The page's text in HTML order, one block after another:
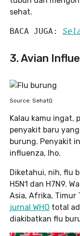
sehat.
BACA JUGA:
3. Avian
Source: SehatQ
Kalau kamu ingat,
penyakit baru
burung. Penyakit
influenza, lho.
Diketahui, nih, flu
H5N1 dan H7N9.
Asia, Afrika, Timur
jurnal WHO total
diakibatkan flu